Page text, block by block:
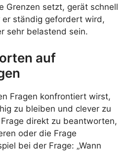
Grenzen setzt, gerät schnell
er ständig gefordert wird,
sehr belastend sein.
auf
Fragen konfrontiert wirst,
zu bleiben und clever zu
direkt zu beantworten,
oder die Frage
bei der Frage: „Wann